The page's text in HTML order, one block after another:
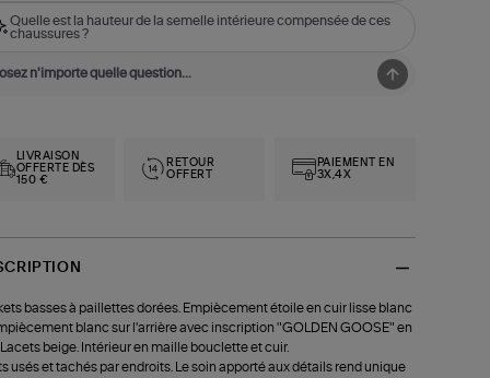
Quelle est la hauteur de la semelle intérieure compensée de ces
chaussures ?
LIVRAISON
OFFERTE DÈS
150 €
RETOUR
OFFERT
PAIEMENT EN
3X,4X
basses à paillettes dorées. Empiècement étoile en cuir lisse blanc
blanc sur l'arrière avec inscription "GOLDEN GOOSE" en
Lacets beige. Intérieur en maille bouclette et cuir.
usés et tachés par endroits. Le soin apporté aux détails rend unique